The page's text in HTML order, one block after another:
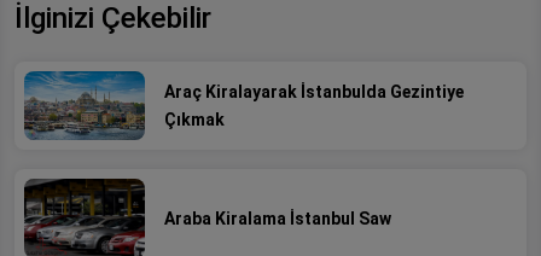
İlginizi Çekebilir
Araç Kiralayarak İstanbulda Gezintiye
Çıkmak
Araba Kiralama İstanbul Saw